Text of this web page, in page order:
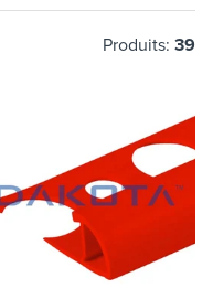
Produits: 39